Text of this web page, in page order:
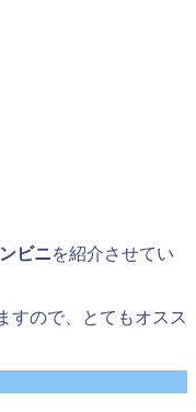
ビニを紹介させてい
すので、とてもオスス